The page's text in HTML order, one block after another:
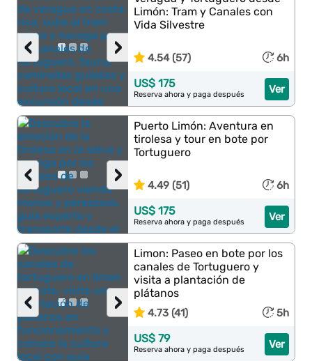
›
‹
Limón: Tram y Canales con
Vida Silvestre
4.54 (57) 6h
Ver
US$ 175
Reserva ahora y paga después
›
‹
Puerto Limón: Aventura en
tirolesa y tour en bote por
Tortuguero
4.49 (51) 6h
Ver
US$ 175
Reserva ahora y paga después
›
‹
Limon: Paseo en bote por los
canales de Tortuguero y
visita a plantación de
plátanos
4.73 (41) 5h
Ver
US$ 79
Reserva ahora y paga después